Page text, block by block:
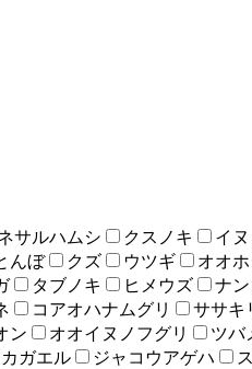
サルハムシ クスノキ イ
んぼ クズ ウツギ オオ
タブノキ ヒメウズ ナ
コアオハナムグリ ササキ
ン オオイヌノフグリ ツバ
ガエル ジャコウアゲハ